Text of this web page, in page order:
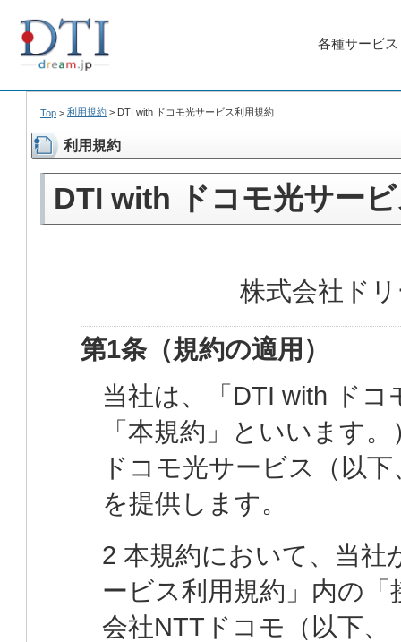
各種サービス
Top > 利用規約 > DTI with ドコモ光サービス利用規約
利用規約
DTI with ドコモ光サー
株式会社ド
第1条（規約の適用）
当社は、「DTI with ド
「本規約」といいます
ドコモ光サービス（以
を提供します。
2 本規約において、当
ービス利用規約」内の
会社NTTドコモ（以下